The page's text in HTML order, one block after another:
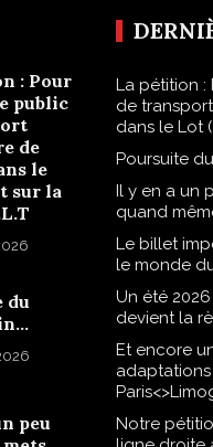
: Pour
public
de
le
sur la
du
peu
La pétition :
de
dans le Lot
Poursuite
Il y en a un
quand
Le billet
le monde
Un été
devient la
Et encore
Notre